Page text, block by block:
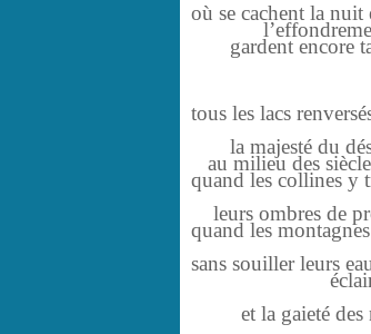
où se cachent la nuit
l’effondrement
gardent encore
tant
tous les lacs
la majesté du
au milieu des
quand les collines y
leurs
leurs ombres de
quand les
s’y
sans souiller leurs
éclairées par
d’oiseaux
et la gaieté des